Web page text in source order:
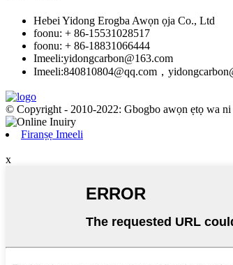
Hebei Yidong Erogba Awọn ọja Co., Ltd
foonu: + 86-15531028517
foonu: + 86-18831066444
Imeeli:yidongcarbon@163.com
Imeeli:840810804@qq.com，
© Copyright - 2010-2022: Gbogbo awọn ẹtọ wa ni
Firanṣẹ Imeeli
x